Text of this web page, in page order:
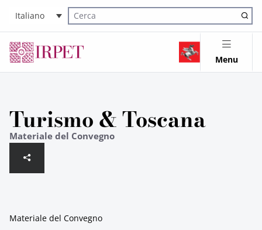
Italiano
Cerca nel sito
Menu
Turismo & Toscana
Materiale del Convegno
Materiale del Convegno